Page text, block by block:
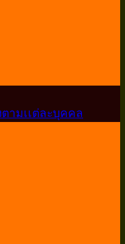
ามเเต่ละบุคคล